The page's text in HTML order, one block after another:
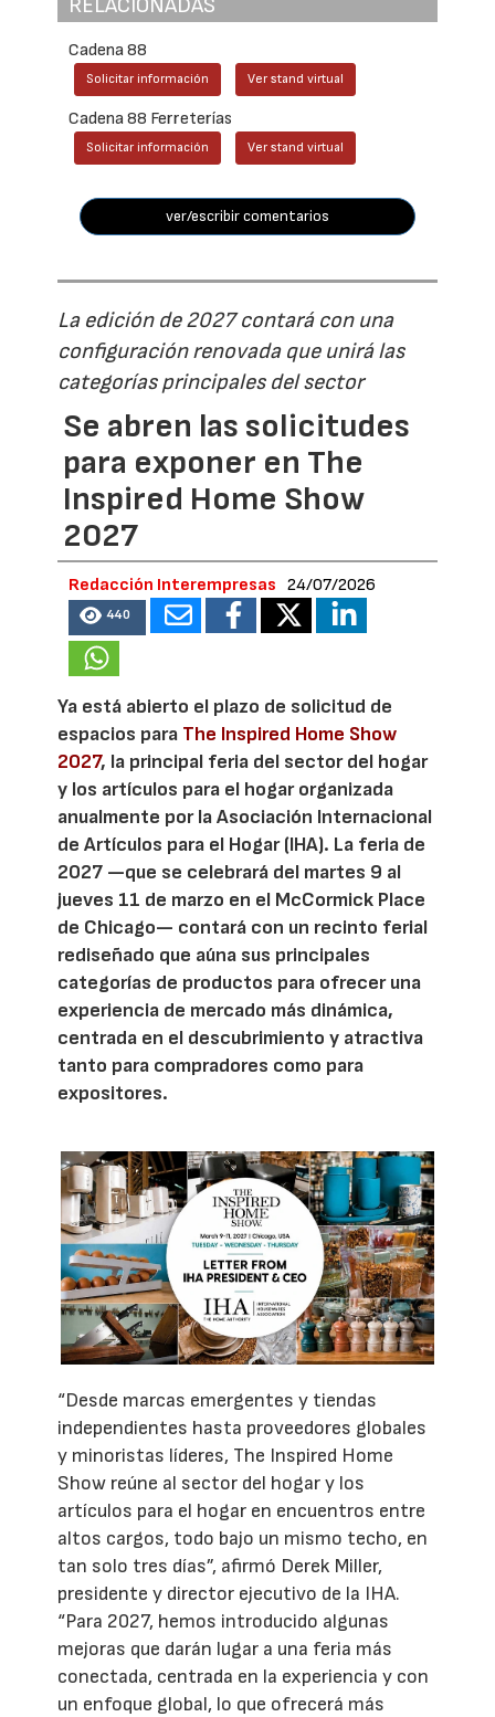
RELACIONADAS
Cadena 88
Solicitar información Ver stand virtual
Cadena 88 Ferreterías
Solicitar información Ver stand virtual
ver/escribir comentarios
La edición de 2027 contará con una
configuración renovada que unirá las
categorías principales del sector
Se abren las solicitudes
para exponer en The
Inspired Home Show
2027
Redacción Interempresas 24/07/2026
440
Ya está abierto el plazo de solicitud de
espacios para The Inspired Home Show
2027, la principal feria del sector del hogar
y los artículos para el hogar organizada
anualmente por la Asociación Internacional
de Artículos para el Hogar (IHA). La feria de
2027 —que se celebrará del martes 9 al
jueves 11 de marzo en el McCormick Place
de Chicago— contará con un recinto ferial
rediseñado que aúna sus principales
categorías de productos para ofrecer una
experiencia de mercado más dinámica,
centrada en el descubrimiento y atractiva
tanto para compradores como para
expositores.
“Desde marcas emergentes y tiendas
independientes hasta proveedores globales
y minoristas líderes, The Inspired Home
Show reúne al sector del hogar y los
artículos para el hogar en encuentros entre
altos cargos, todo bajo un mismo techo, en
tan solo tres días”, afirmó Derek Miller,
presidente y director ejecutivo de la IHA.
“Para 2027, hemos introducido algunas
mejoras que darán lugar a una feria más
conectada, centrada en la experiencia y con
un enfoque global, lo que ofrecerá más